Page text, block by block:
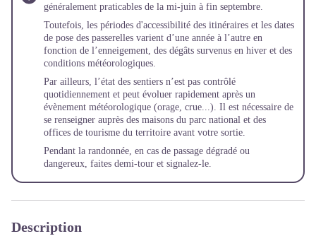
généralement praticables de la mi-juin à fin septembre.
Toutefois, les périodes d'accessibilité des itinéraires et les dates
de pose des passerelles varient d’une année à l’autre en
fonction de l’enneigement, des dégâts survenus en hiver et des
conditions météorologiques.
Par ailleurs, l’état des sentiers n’est pas contrôlé
quotidiennement et peut évoluer rapidement après un
évènement météorologique (orage, crue...). Il est nécessaire de
se renseigner auprès des maisons du parc national et des
offices de tourisme du territoire avant votre sortie.
Pendant la randonnée, en cas de passage dégradé ou
dangereux, faites demi-tour et signalez-le
Description